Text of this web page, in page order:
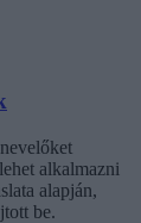
alkalmazni
alapján,
be.